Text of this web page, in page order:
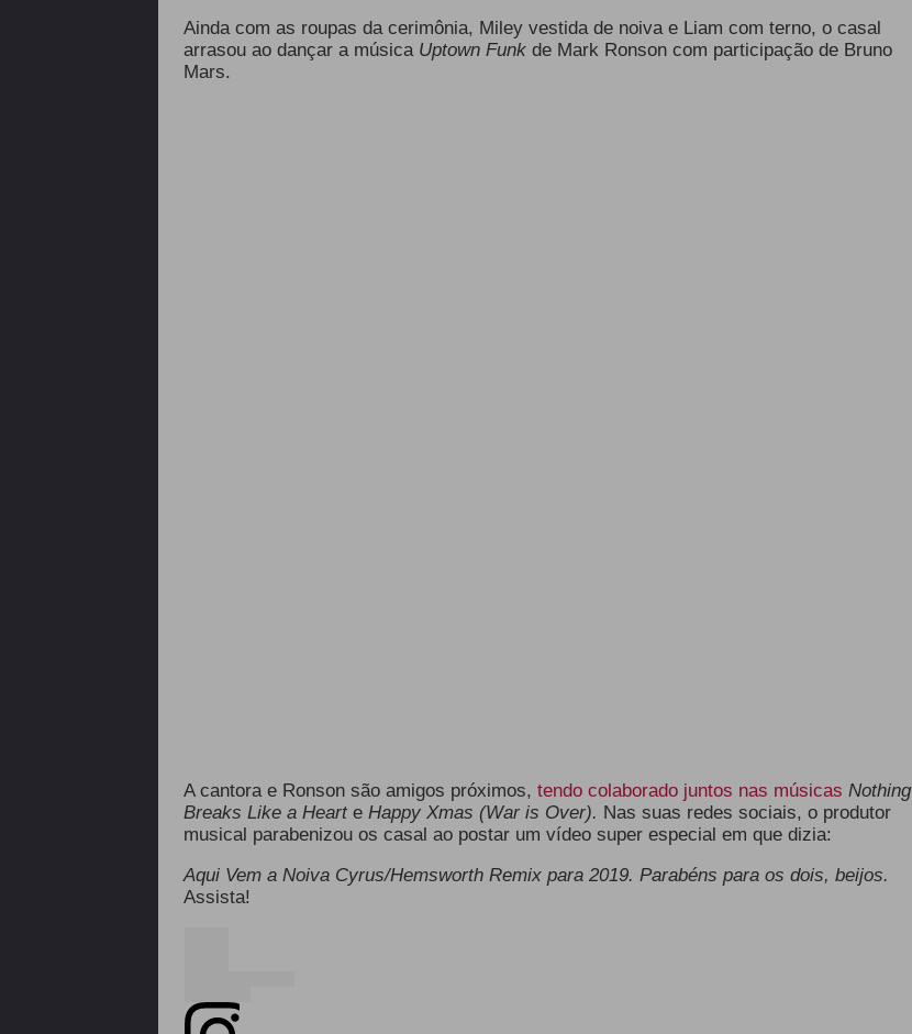
Ainda com as roupas da cerimônia, Miley vestida de noiva e Liam com terno, o casal
arrasou ao dançar a música Uptown Funkde Mark Ronson com participação de Bruno
Mars.
A cantora e Ronson são amigos próximos, tendo colaborado juntos nas músicas Nothing
Breaks Like a Hearte Happy Xmas (War is Over). Nas suas redes sociais, o produtor
musical parabenizou os casal ao postar um vídeo super especial em que dizia:
Aqui Vem a Noiva Cyrus/Hemsworth Remix para 2019. Parabéns para os dois, beijos.
Assista!